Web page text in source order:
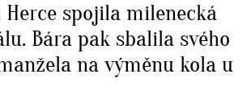
Herce spojila milenecká
Bára pak sbalila svého
na výměnu kola u